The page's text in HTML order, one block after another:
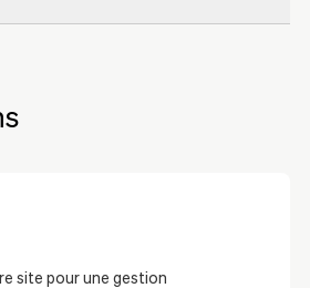
site pour une gestion